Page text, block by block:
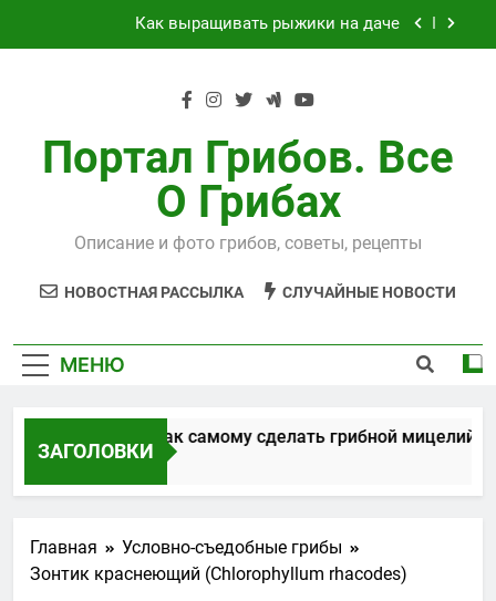
Как выращивать рыжики на даче
мицелий
Технология выращивания подосиновиков
Как выращивать рыжики на даче
Портал Грибов. Все
О Грибах
Описание и фото грибов, советы, рецепты
НОВОСТНАЯ РАССЫЛКА СЛУЧАЙНЫЕ НОВОСТИ
МЕНЮ
ЗАГОЛОВКИ
Способы, как самому сделать грибной мицелий
5 Лет Спустя
Главная
Условно-съедобные грибы
Зонтик краснеющий (Chlorophyllum rhacodes)